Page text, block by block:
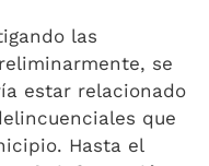
las
se
estar relacionado
que
Hasta el